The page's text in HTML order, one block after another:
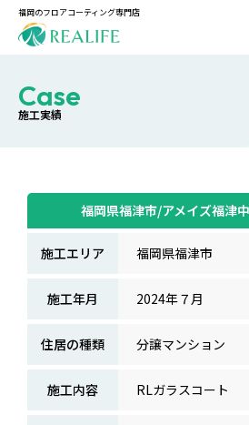
福岡のフロアコーティング専門店
施工実績
Case
福岡県福津市/アメイズ福津
施工エリア 福岡県福津市
施工年月 2024年７月
住居の種類 分譲マンション
施工内容 RLガラスコート